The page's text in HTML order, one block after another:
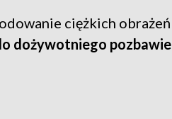
ciężkich
dożywotniego